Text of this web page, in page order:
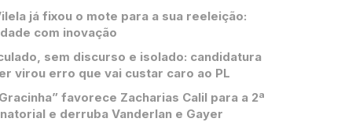
já fixou o mote para a sua reeleição:
com inovação
sem discurso e isolado: candidatura
virou erro que vai custar caro ao PL
favorece Zacharias Calil para a 2ª
e derruba Vanderlan e Gayer